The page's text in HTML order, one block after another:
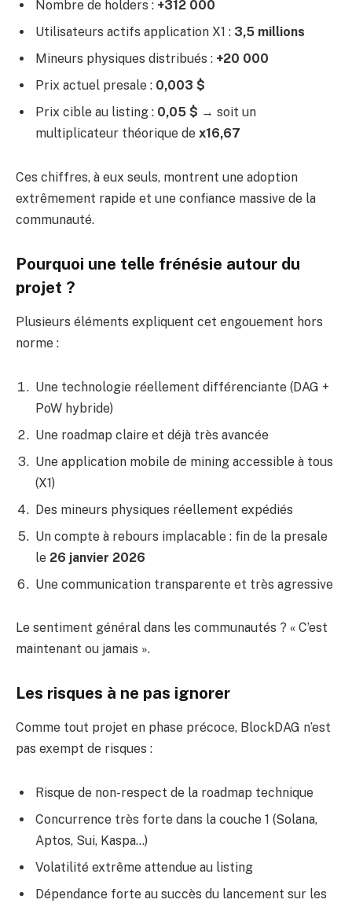
Nombre de holders : +312 000
Utilisateurs actifs application X1 : 3,5 millions
Mineurs physiques distribués : +20 000
Prix actuel presale : 0,003 $
Prix cible au listing : 0,05 $ → soit un
multiplicateur théorique de x16,67
Ces chiffres, à eux seuls, montrent une adoption
extrêmement rapide et une confiance massive de la
communauté.
Pourquoi une telle frénésie autour du
projet ?
Plusieurs éléments expliquent cet engouement hors
norme :
Une technologie réellement différenciante (DAG +
PoW hybride)
Une roadmap claire et déjà très avancée
Une application mobile de mining accessible à tous
(X1)
Des mineurs physiques réellement expédiés
Un compte à rebours implacable : fin de la presale
le 26 janvier 2026
Une communication transparente et très agressive
Le sentiment général dans les communautés ? « C’est
maintenant ou jamais ».
Les risques à ne pas ignorer
Comme tout projet en phase précoce, BlockDAG n’est
pas exempt de risques :
Risque de non-respect de la roadmap technique
Concurrence très forte dans la couche 1 (Solana,
Aptos, Sui, Kaspa…)
Volatilité extrême attendue au listing
Dépendance forte au succès du lancement sur les